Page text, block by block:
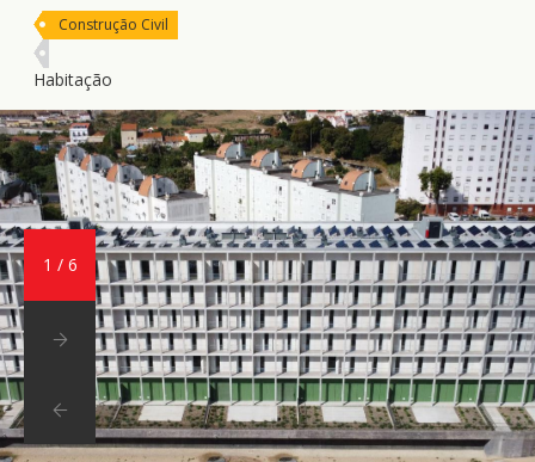
Construção Civil
Habitação
1 / 6